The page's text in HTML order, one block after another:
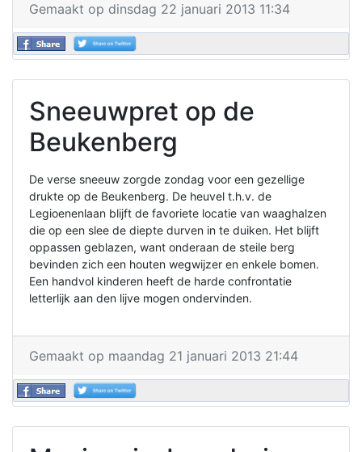
Gemaakt op dinsdag 22 januari 2013 11:34
Sneeuwpret op de
Beukenberg
De verse sneeuw zorgde zondag voor een gezellige
drukte op de Beukenberg. De heuvel t.h.v. de
Legioenenlaan blijft de favoriete locatie van waaghalzen
die op een slee de diepte durven in te duiken. Het blijft
oppassen geblazen, want onderaan de steile berg
bevinden zich een houten wegwijzer en enkele bomen.
Een handvol kinderen heeft de harde confrontatie
letterlijk aan den lijve mogen ondervinden.
Gemaakt op maandag 21 januari 2013 21:44